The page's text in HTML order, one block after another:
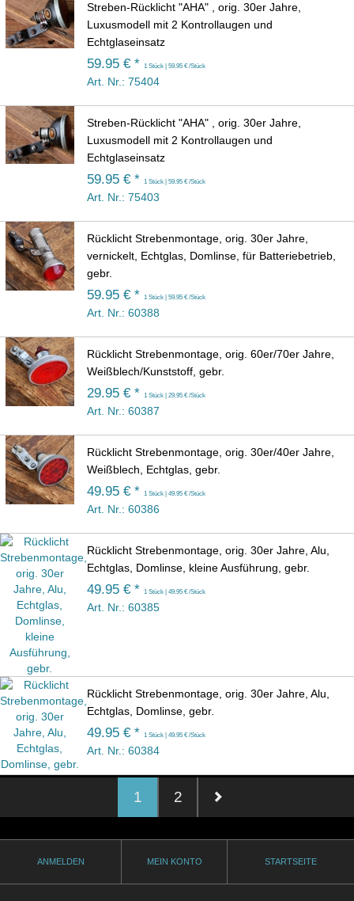
Streben-Rücklicht "AHA" , orig. 30er Jahre,
Luxusmodell mit 2 Kontrollaugen und
Echtglaseinsatz
59.95 € * 1 Stück | 59.95 € /Stück
Art. Nr.: 75404
Streben-Rücklicht "AHA" , orig. 30er Jahre,
Luxusmodell mit 2 Kontrollaugen und
Echtglaseinsatz
59.95 € * 1 Stück | 59.95 € /Stück
Art. Nr.: 75403
Rücklicht Strebenmontage, orig. 30er Jahre,
vernickelt, Echtglas, Domlinse, für Batteriebetrieb,
gebr.
59.95 € * 1 Stück | 59.95 € /Stück
Art. Nr.: 60388
Rücklicht Strebenmontage, orig. 60er/70er Jahre,
Weißblech/Kunststoff, gebr.
29.95 € * 1 Stück | 29.95 € /Stück
Art. Nr.: 60387
Rücklicht Strebenmontage, orig. 30er/40er Jahre,
Weißblech, Echtglas, gebr.
49.95 € * 1 Stück | 49.95 € /Stück
Art. Nr.: 60386
Rücklicht Strebenmontage, orig. 30er Jahre, Alu,
Echtglas, Domlinse, kleine Ausführung, gebr.
49.95 € * 1 Stück | 49.95 € /Stück
Art. Nr.: 60385
Rücklicht Strebenmontage, orig. 30er Jahre, Alu,
Echtglas, Domlinse, gebr.
49.95 € * 1 Stück | 49.95 € /Stück
Art. Nr.: 60384
1 2
ANMELDEN MEIN KONTO STARTSEITE